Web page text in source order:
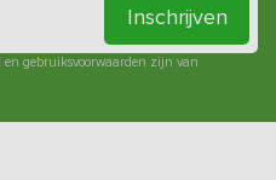
Inschrijven
en gebruiksvoorwaarden zijn van